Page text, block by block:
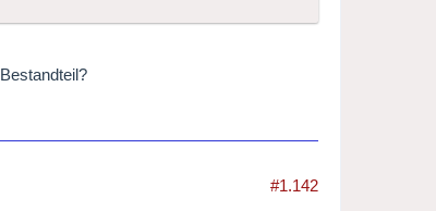
#1.142